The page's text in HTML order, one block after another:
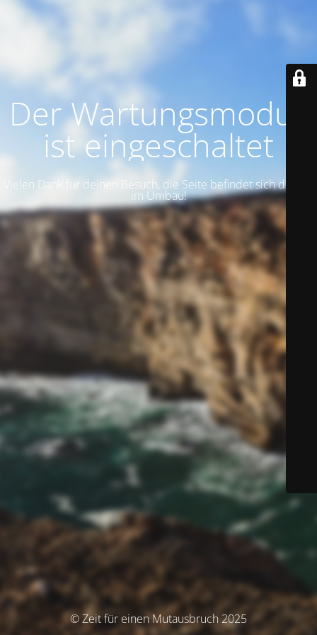
Der Wartungsmodus
ist eingeschaltet
Vielen Dank für deinen Besuch, die Seite befindet sich derzeit
im Umbau!
© Zeit für einen Mutausbruch 2025